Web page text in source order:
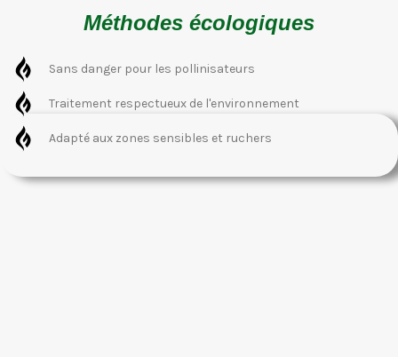
Méthodes écologiques
Sans danger pour les pollinisateurs
Traitement respectueux de l'environnement
Adapté aux zones sensibles et ruchers